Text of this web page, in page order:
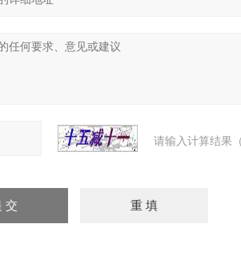
请输入计算结果